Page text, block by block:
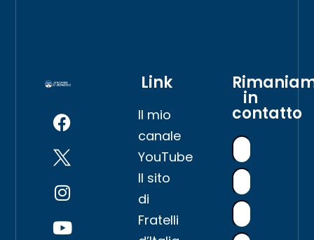
Link
Il mio
canale
YouTube
Il sito
di
Fratelli
in
contatto